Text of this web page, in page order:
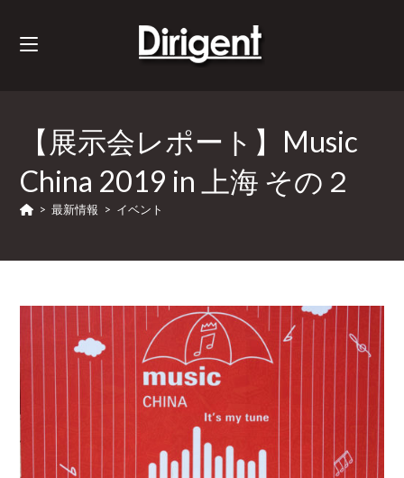
【展示会レポート】Music
China 2019 in 上海 その２
> 最新情報 > イベント